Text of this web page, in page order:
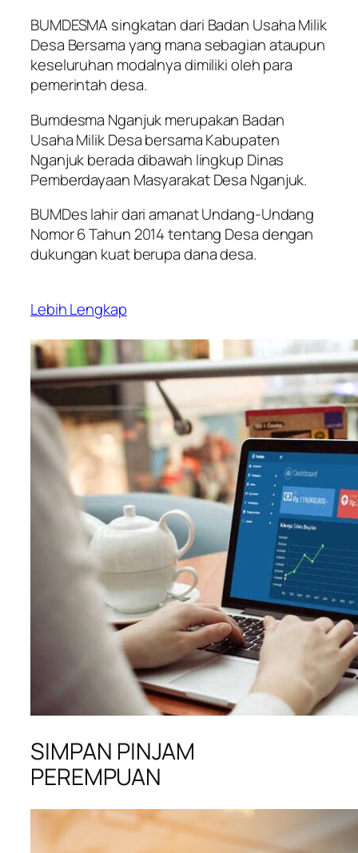
BUMDESMA singkatan dari Badan Usaha Milik
Desa Bersama yang mana sebagian ataupun
keseluruhan modalnya dimiliki oleh para
pemerintah desa.
Bumdesma Nganjuk merupakan Badan
Usaha Milik Desa bersama Kabupaten
Nganjuk berada dibawah lingkup Dinas
Pemberdayaan Masyarakat Desa Nganjuk.
BUMDes lahir dari amanat Undang-Undang
Nomor 6 Tahun 2014 tentang Desa dengan
dukungan kuat berupa dana desa.
Lebih Lengkap
SIMPAN PINJAM
PEREMPUAN